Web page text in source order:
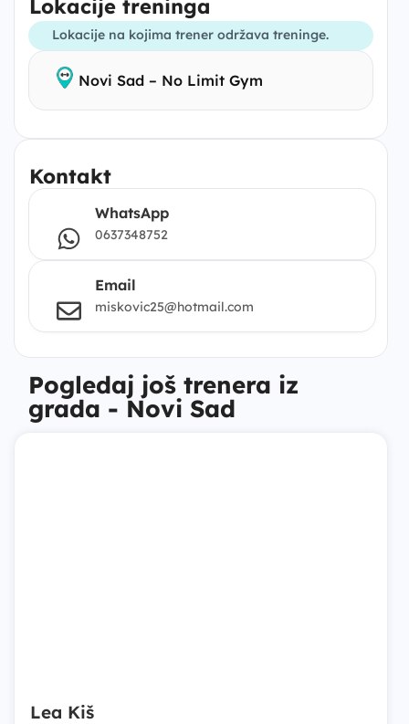
Lokacije treninga
Lokacije na kojima trener održava treninge.
Novi Sad – No Limit Gym
Kontakt
WhatsApp
0637348752
Email
miskovic25@hotmail.com
Pogledaj još trenera iz
grada - Novi Sad
Lea Kiš